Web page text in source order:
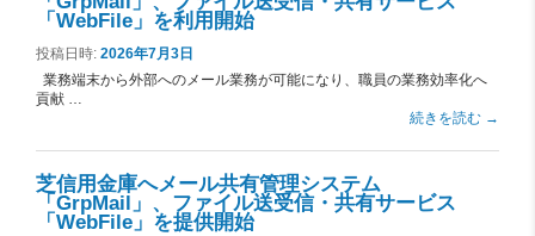
「WebFile」を利用開始
投稿日時: 2026年7月3日
業務端末から外部へのメール業務が可能になり、職員の業務効率化へ
貢献 …
続きを読む →
芝信用金庫へメール共有管理システム
「GrpMail」、ファイル送受信・共有サービス
「WebFile」を提供開始